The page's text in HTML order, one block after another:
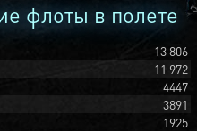
флоты в полете
13 806
11 972
4447
3891
1925